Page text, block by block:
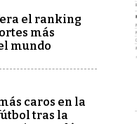
el ranking
más
mundo
caros en la
tras la